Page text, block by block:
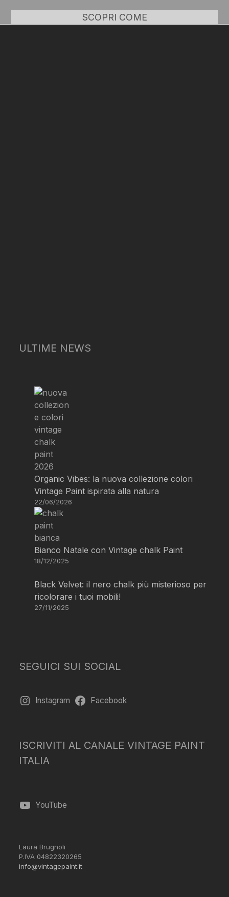
SCOPRI COME
ULTIME NEWS
Organic Vibes: la nuova collezione colori
Vintage Paint ispirata alla natura
22/06/2026
Bianco Natale con Vintage chalk Paint
18/12/2025
Black Velvet: il nero chalk più misterioso per
ricolorare i tuoi mobili!
27/11/2025
SEGUICI SUI SOCIAL
Instagram Facebook
ISCRIVITI AL CANALE VINTAGE PAINT
ITALIA
YouTube
Laura Brugnoli
P.IVA 04822320265
info@vintagepaint.it